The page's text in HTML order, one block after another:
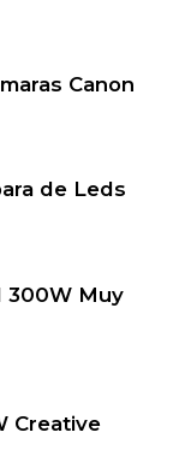
Canon
de Leds
300W Muy
Creative